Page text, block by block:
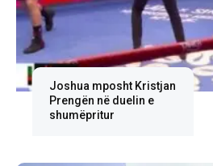
Joshua mposht Kristjan
Prengën në duelin e
shumëpritur